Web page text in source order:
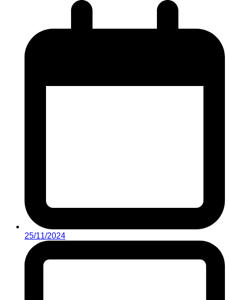
25/11/2024